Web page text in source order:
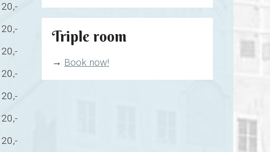
Triple room
→ Book now!